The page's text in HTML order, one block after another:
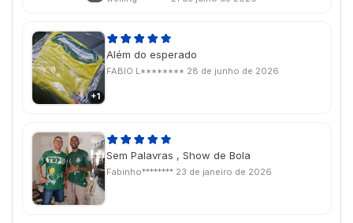
+1
Além do esperado
FABIO L******** 28 de junho de 2026
Sem Palavras , Show de Bola
Fabinho******** 23 de janeiro de 2026